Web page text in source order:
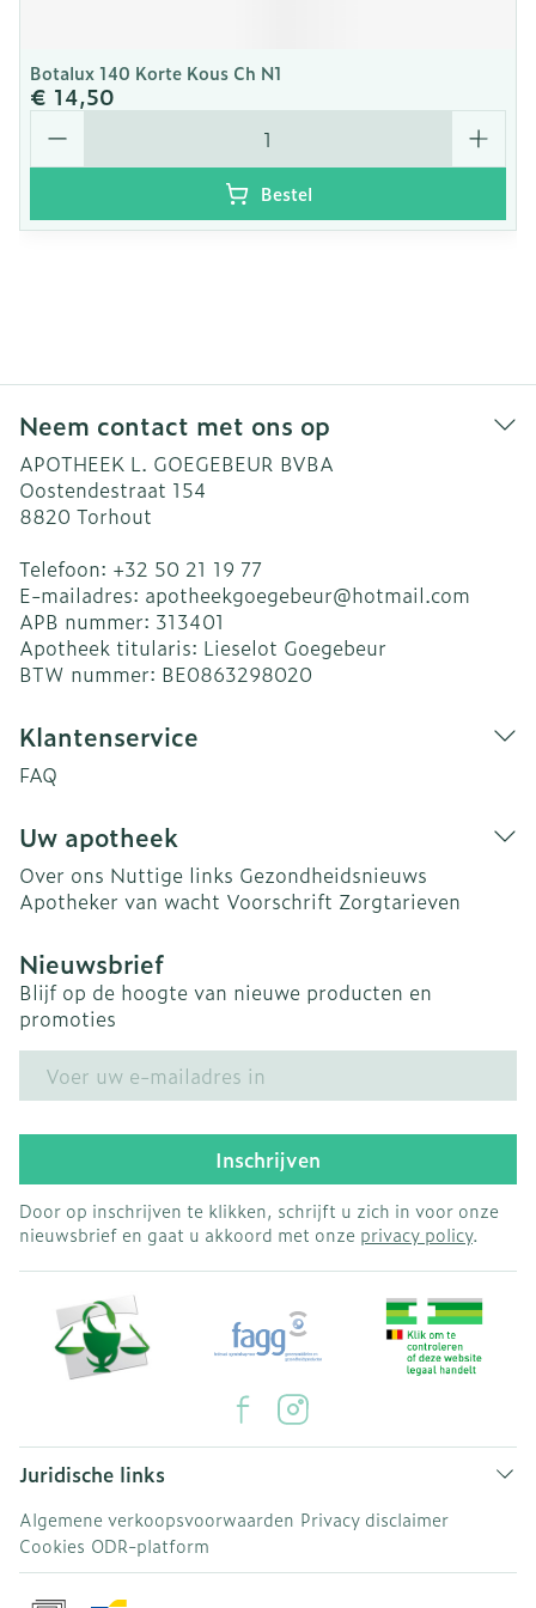
Botalux 140 Korte Kous Ch N1
€ 14,50
Aantal
Bestel
Neem contact met ons op
APOTHEEK L. GOEGEBEUR BVBA
Oostendestraat 154
8820 Torhout
Telefoon: +32 50 21 19 77
E-mailadres: apotheekgoegebeur@hotmail.com
APB nummer: 313401
Apotheek titularis: Lieselot Goegebeur
BTW nummer: BE0863298020
Klantenservice
FAQ
Uw apotheek
Over ons Nuttige links Gezondheidsnieuws
Apotheker van wacht Voorschrift Zorgtarieven
Nieuwsbrief
Blijf op de hoogte van nieuwe producten en
promoties
Inschrijven
Door op inschrijven te klikken, schrijft u zich in voor onze
nieuwsbrief en gaat u akkoord met onze privacy policy.
Juridische links
Algemene verkoopsvoorwaarden Privacy disclaimer
Cookies ODR-platform